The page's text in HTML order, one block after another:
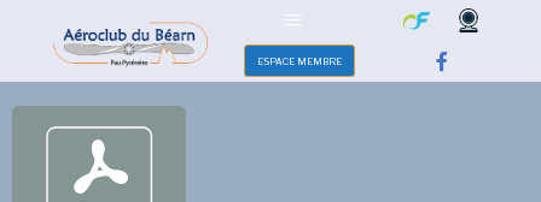
ESPACE MEMBRE